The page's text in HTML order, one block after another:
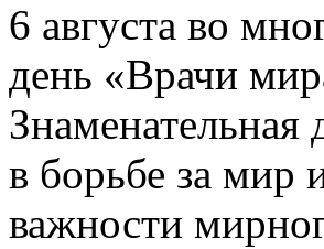
6 августа во
день «Врачи
Знаменательная
в борьбе за мир
важности